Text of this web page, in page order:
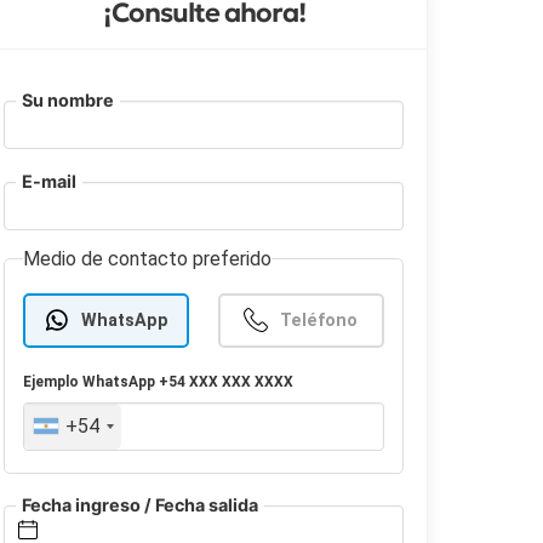
¡Consulte ahora!
Su nombre
E-mail
Medio de contacto preferido
WhatsApp Teléfono
EjemploWhatsApp +54 XXX XXX XXXX
+54
Fecha ingreso / Fecha salida